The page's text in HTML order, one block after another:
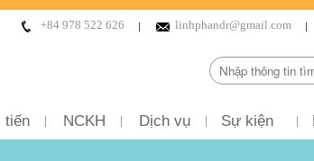
linhphandr@gmail.com
+84 978 522 626
tiến NCKH Dịch vụ Sự kiện